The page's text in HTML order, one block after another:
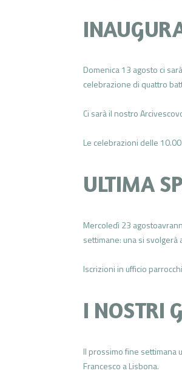
Domenica 13 agosto ci
celebrazione di quattro
Ci sarà il nostro
Le celebrazioni delle
ULTIMA
Mercoledì 23
settimane: una si svolgerà
Iscrizioni in ufficio
I NOSTRI
Il prossimo fine settimana
Francesco a Lisbona.